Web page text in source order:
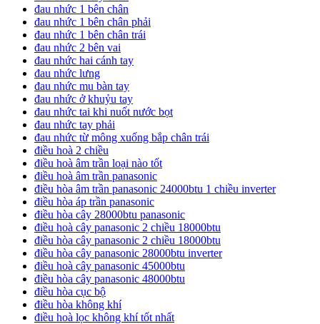
đau nhức 1 bên chân
đau nhức 1 bên chân phải
đau nhức 1 bên chân trái
đau nhức 2 bên vai
đau nhức hai cánh tay
đau nhức lưng
đau nhức mu bàn tay
đau nhức ở khuỷu tay
đau nhức tai khi nuốt nước bọt
đau nhức tay phải
đau nhức từ mông xuống bắp chân trái
điều hoà 2 chiều
điều hoà âm trần loại nào tốt
điều hoà âm trần panasonic
điều hòa âm trần panasonic 24000btu 1 chiều inverter
điều hòa áp trần panasonic
điều hòa cây 28000btu panasonic
điều hoà cây panasonic 2 chiều 18000btu
điều hòa cây panasonic 2 chiều 18000btu
điều hòa cây panasonic 28000btu inverter
điều hoà cây panasonic 45000btu
điều hòa cây panasonic 48000btu
điều hòa cục bộ
điều hòa không khí
điều hoà lọc không khí tốt nhất